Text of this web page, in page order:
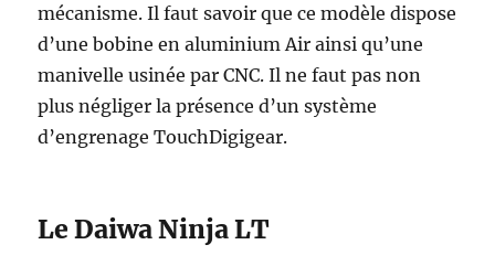
mécanisme. Il faut savoir que ce modèle dispose
d’une bobine en aluminium Air ainsi qu’une
manivelle usinée par CNC. Il ne faut pas non
plus négliger la présence d’un système
d’engrenage TouchDigigear.
Le Daiwa Ninja LT